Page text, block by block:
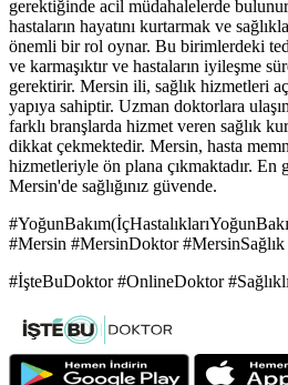
gerektiğinde acil müdahalelerde
hastaların hayatını kurtarmak ve
önemli bir rol oynar. Bu birimlerdeki
ve karmaşıktır ve hastaların iyileşme
gerektirir. Mersin ili, sağlık hizmetleri
yapıya sahiptir. Uzman doktorlara
farklı branşlarda hizmet veren sağlık
dikkat çekmektedir. Mersin, hasta
hizmetleriyle ön plana çıkmaktadır.
Mersin'de sağlığınız güvende.
#Mersin #MersinDoktor #MersinSağlık
#İşteBuDoktor #OnlineDoktor